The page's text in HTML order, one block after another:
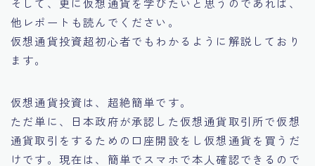
他レポートも読んでください。
仮想通貨投資超初心者でもわかるように解説しており
ます。
仮想通貨投資は、超絶簡単です。
ただ単に、日本政府が承認した仮想通貨取引所で仮想
通貨取引をするための口座開設をし仮想通貨を買うだ
けです。現在は、簡単でスマホで本人確認できるので